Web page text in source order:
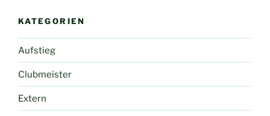
KATEGORIEN
Aufstieg
Clubmeister
Extern